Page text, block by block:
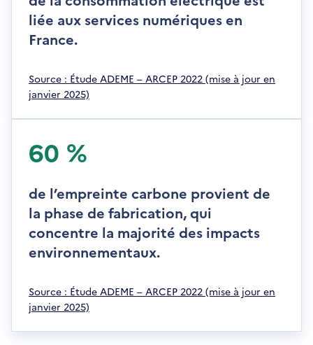
a
n
s
e
n
o
v
e
l
e
e
n
t
r
e
liée aux services numériques en
France.
S
'
r
a
n
s
u
n
o
Source : Étude ADEME – ARCEP 2022 (mise à jour en
janvier 2025)
60 %
de l’empreinte carbone provient de
la phase de fabrication, qui
concentre la majorité des impacts
environnementaux.
S
'
Source : Étude ADEME – ARCEP 2022 (mise à jour en
janvier 2025)